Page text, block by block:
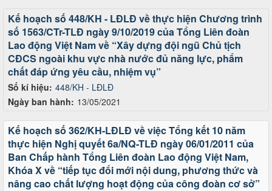
Số kí hiệu: 448/KH - LĐLĐ
Ngày ban hành: 13/05/2021
Kế hoạch số 448/KH - LĐLĐ về thực hiện Chương trình
số 1563/CTr-TLĐ ngày 9/10/2019 của Tổng Liên đoàn
Lao động Việt Nam về “Xây dựng đội ngũ Chủ tịch
CĐCS ngoài khu vực nhà nước đủ năng lực, phẩm
chất đáp ứng yêu cầu, nhiệm vụ”
Kế hoạch số 362/KH-LĐLĐ về việc Tổng kết 10 năm
thực hiện Nghị quyết 6a/NQ-TLĐ ngày 06/01/2011 của
Ban Chấp hành Tổng Liên đoàn Lao động Việt Nam,
Khóa X về “tiếp tục đổi mới nội dung, phương thức và
nâng cao chất lượng hoạt động của công đoàn cơ sở”